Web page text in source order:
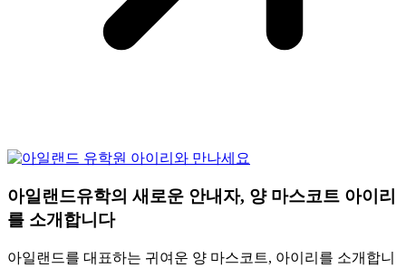
아일랜드유학의 새로운 안내자, 양 마스코트 아이리
를 소개합니다
아일랜드를 대표하는 귀여운 양 마스코트, 아이리를 소개합니